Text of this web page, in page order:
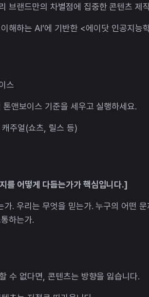
브랜드만의 차별점에 집중한 콘텐츠 제
해하는 AI’에 기반한 <에이닷 인공지능
스
앤보이스 기준을 세우고 실행하세요.
주얼(쇼츠, 릴스 등)
를 어떻게 다듬는가가 핵심입니다.]
가. 우리는 무엇을 믿는가. 누구의 어떤
하는가.
수 없다면, 콘텐츠는 방향을 잃습니다.